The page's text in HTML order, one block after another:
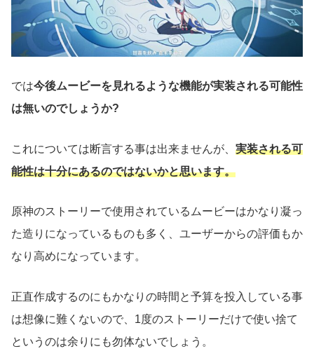
では今後ムービーを見れるような機能が実装される可能性
は無いのでしょうか?
これについては断言する事は出来ませんが、 実装される可
能性は十分にあるのではないかと思います。
原神のストーリーで使用されているムービーはかなり凝っ
た造りになっているものも多く、ユーザーからの評価もか
なり高めになっています。
正直作成するのにもかなりの時間と予算を投入している事
は想像に難くないので、1度のストーリーだけで使い捨て
というのは余りにも勿体ないでしょう。